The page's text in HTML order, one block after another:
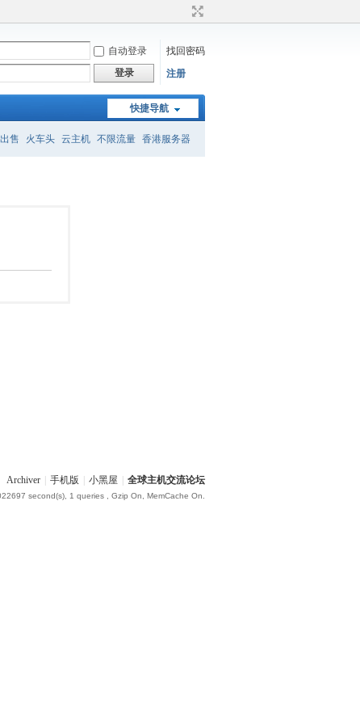
自动登录
找回密码
登录 注册
快捷导航
售 火车头 云主机 不限流量 香港服务器
Archiver 手机版 小黑屋 全球主机交流论坛
second(s), 1 queries , Gzip On, MemCache On.